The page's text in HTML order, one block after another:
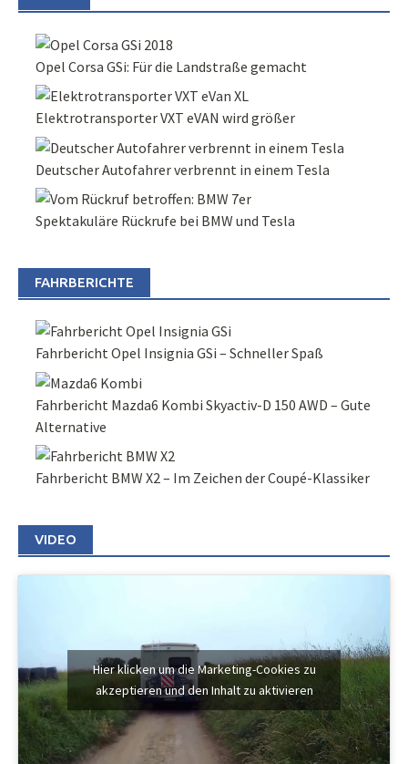
Opel Corsa GSi: Für die Landstraße gemacht
Elektrotransporter VXT eVAN wird größer
Deutscher Autofahrer verbrennt in einem Tesla
Spektakuläre Rückrufe bei BMW und Tesla
FAHRBERICHTE
Fahrbericht Opel Insignia GSi – Schneller Spaß
Fahrbericht Mazda6 Kombi Skyactiv-D 150 AWD – Gute
Alternative
Fahrbericht BMW X2 – Im Zeichen der Coupé-Klassiker
VIDEO
Hier klicken um die Marketing-Cookies zu
akzeptieren und den Inhalt zu aktivieren